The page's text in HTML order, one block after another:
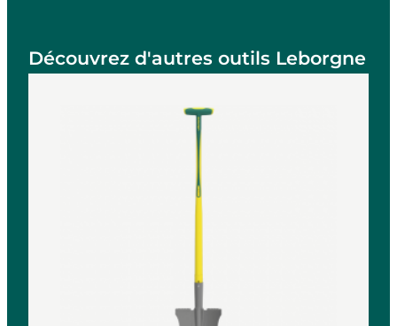
Découvrez d'autres outils Leborgne